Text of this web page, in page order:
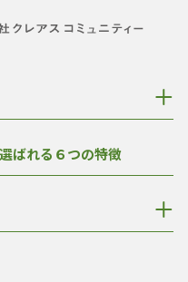
ばれる６つの特徴